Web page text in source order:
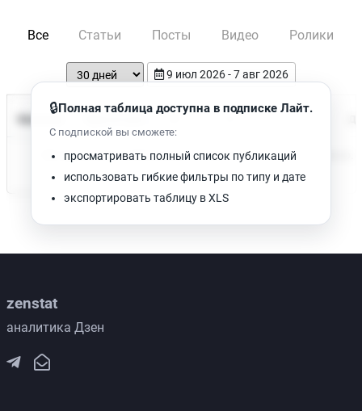
Все Статьи Посты Видео Ролики
9 июл 2026 - 7 авг 2026
Время чтения
Нет доступных публикаций. Попробуйте изменить фильтр.
🔒Полная таблица доступна в подписке Лайт.
С подпиской вы сможете:
просматривать полный список публикаций
использовать гибкие фильтры по типу и дате
экспортировать таблицу в XLS
zenstat
аналитика Дзен